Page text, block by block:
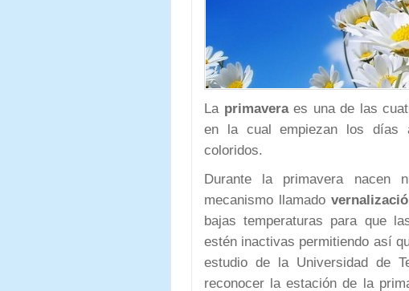
La primaveraes una de las
en la cual empiezan los días
coloridos.
Durante la primavera nacen
mecanismo llamado
bajas temperaturas para que
estén inactivas permitiendo así
estudio de la Universidad de
reconocer la estación de la